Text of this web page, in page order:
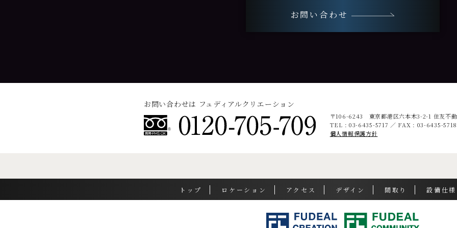
お問い合わせ
お問い合わせは フュディアルクリエーション
〒106-6243 東京都港区六本木3-2-1 住友不
TEL : 03-6435-5717 ／ FAX : 03-6435-5718
個人情報保護方針
トップ ロケーション アクセス デザイン 間取り 設備仕様